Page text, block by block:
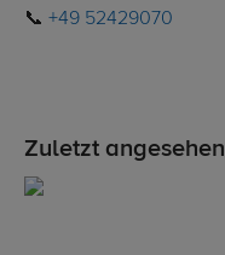
📞 +49 52429070
Zuletzt angesehen